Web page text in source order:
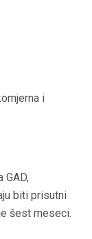
i
GAD,
biti prisutni
šest meseci.